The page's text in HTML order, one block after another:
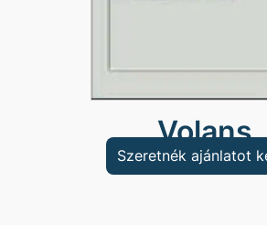
Volans
Szeretnék ajánlatot